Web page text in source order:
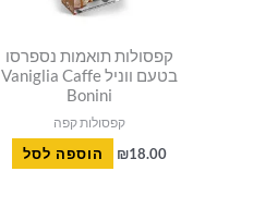
קפסולות תואמות נספרסו
בטעם ווניל Vaniglia Caffe
Bonini
קפסולות קפה
₪18.00 הוספה לסל